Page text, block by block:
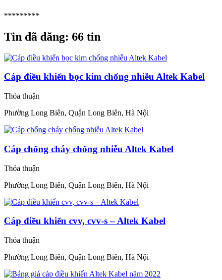
*********
Tin đã đăng: 66 tin
Cáp điều khiển bọc kim chống nhiễu Altek Kabel
Thỏa thuận
Phường Long Biên, Quận Long Biên, Hà Nội
Cáp chống cháy chống nhiễu Altek Kabel
Thỏa thuận
Phường Long Biên, Quận Long Biên, Hà Nội
Cáp điều khiển cvv, cvv-s – Altek Kabel
Thỏa thuận
Phường Long Biên, Quận Long Biên, Hà Nội